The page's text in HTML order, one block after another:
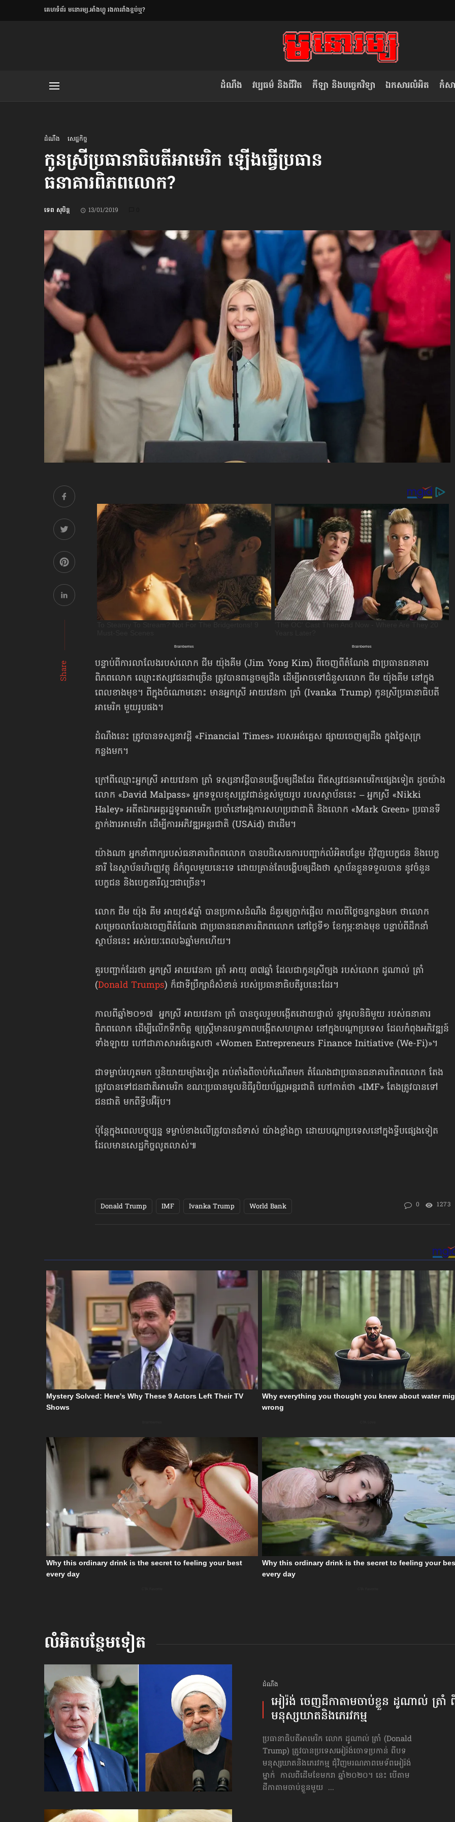
​គេហទំព័រ មនោរម្យ.អាំងហ្វូ រងការរាំងខ្ទប់ឬ?
ដំណឹង វប្បធម៌ និងជីវិត កីឡា និងបច្ចេកវិទ្យា ឯកសារលំអិត កំសា
ដំណឹង សេដ្ឋកិច្ច
កូនស្រី​ប្រធានាធិបតី​អាមេរិក​ ឡើងធ្វើ​ប្រធាន​
ធនាគារពិភពលោក?
ទេព សុបិន្ត 13/01/2019
Share
បន្ទាប់ពីការលាលែង​របស់លោក ជីម យ៉ុងគីម (Jim Yong Kim) ពីចេញពីតំណែង ជាប្រធានធនាគារ
ពិភពលោក ឈ្មោះឥស្សវជនជាច្រើន ត្រូវបានពន្លេចឲ្យដឹង ដើម្បីអាចទៅជំនួសលោក ជីម យ៉ុងគីម នៅក្នុង
ពេលខាងមុខ។ ពីក្នុងចំណោមនោះ មានអ្នកស្រី អាយវេនកា ត្រាំ (Ivanka Trump) កូនស្រីប្រធានាធិបតី
អាមេរិក មួយរូបផង។
ដំណឹងនេះ ត្រូវបានទស្សនាវដ្ដី «Financial Times» របសអង់គ្លេស ផ្សាយចេញឲ្យដឹង ក្នុងថ្ងៃសុក្រ
កន្លងមក។
ក្រៅពីឈ្មោះអ្នកស្រី អាយវេនកា ត្រាំ ទស្សនាវដ្ដីបានបង្ហើបឲ្យដឹងដែរ ពីឥស្សវជនអាមេរិកផ្សេងទៀត ដូចយ៉ាង
លោក «David Malpass» អ្នកទទួលខុសត្រូវជាន់ខ្ពស់មួយរូប របសស្ថាប័ននេះ – អ្នកស្រី «Nikki
Haley» អតីតឯកអគ្គរដ្ឋទូតអាមេរិក ប្រចាំនៅអង្គការ​សហប្រជាជាតិ និងលោក «Mark Green» ប្រធាន​ទី
ភ្នាក់ងារ​អាមេរិក ដើម្បីការអភិវឌ្ឍអន្តរជាតិ (USAid) ជាដើម។
យ៉ាងណា អ្នកនាំពាក្យរបស់ធនាគារពិភពលោក បានបដិសេធការបញ្ជាក់លំអិតបន្ថែម ជុំវិញបេក្ខជន និងបេក្ខ
នារី នៃស្ថាប័នហិរញ្ញវត្ថុ ដ៏កំពូលមួយនេះទេ ដោយគ្រាន់តែបង្ហើបឲ្យដឹងថា ស្ថាប័នខ្លួនទទួលបាន នូវចំនួន
បេក្ខជន និងបេក្ខនារីល្អៗជាច្រើន។
លោក ជីម យ៉ុង គីម អាយុ៥៩ឆ្នាំ បានប្រកាសដំណឹង ដ៏គួរឲ្យភ្ញាក់ផ្អើល កាលពីថ្ងៃចន្ទកន្លងមក ថាលោក
សម្រេច​លាលែង​​ចេញពីតំណែង ជាប្រធានធនាគារពិភពលោក នៅថ្ងៃទី១ ខែកុម្ភៈខាងមុខ បន្ទាប់ពីដឹកនាំ
ស្ថាប័ននេះ អស់រយៈពេល៦ឆ្នាំមកហើយ។
គួរបញ្ជាក់ដែរថា អ្នកស្រី អាយវេនកា ត្រាំ អាយុ ៣៧ឆ្នាំ ដែលជាកូនស្រីច្បង របស់លោក ដូណាល់ ត្រាំ
(Donald Trumps) ក៏ជាទីប្រឹក្សាដ៏សំខាន់ របស់ប្រធានាធិបតី​រូបនេះ​ដែរ។
កាលពីឆ្នាំ២០១៧ អ្នកស្រី អាយវេនកា ត្រាំ បានចូលរួម​បង្កើតដោយផ្ទាល់ នូវមូលនិធិមួយ របស់ធនាគារ
ពិភពលោក ដើម្បីលើកទឹកចិត្ត ឲ្យស្ត្រីមានលទ្ធភាព​បង្កើតសហគ្រាស នៅក្នុងបណ្ដាប្រទេស ដែលកំពុងអភិវឌ្ឍន៍
ទាំងឡាយ ហៅជាភាសាអង់គ្លេសថា «Women Entrepreneurs Finance Initiative (We-Fi)»។
ជាទម្លាប់រហូតមក ឬនិយាយម្យ៉ាងទៀត រាប់តាំងពីចាប់កំណើតមក តំណែងជាប្រធានធនាគារពិភពលោក តែង
ត្រូវបានទៅជនជាតិ​អាមេរិក ខណៈប្រធានមូលនិធីរូបិយប័ណ្ណអន្តរជាតិ ហៅកាត់ថា «IMF» តែងត្រូវបានទៅ
ជនជាតិ មកពីទ្វីបអ៊ឺរ៉ុប។
ប៉ុន្តែក្នុងពេលបច្ចុប្បន្ន ទម្លាប់ខាងលើ​ត្រូវបានជំទាស់ យ៉ាងខ្លាំងក្លា ដោយបណ្ដាប្រទេសនៅក្នុងទ្វីបផ្សេងទៀត
ដែលមានសេដ្ឋកិច្ចលូតលាស់៕
Donald Trump IMF Ivanka Trump World Bank 0 1273
លំអិតបន្ថែមទៀត
ដំណឹង
អៀរ៉ង់ ចេញ​ដីកា​តាមចាប់ខ្លួន ដូណាល់ ត្រាំ
មនុស្សឃាត​និង​ភេរវកម្ម
ប្រធានាធិបតីអាមេរិក លោក ដូណាល់ ត្រាំ (Donald
Trump) ត្រូវបានប្រទេសអៀរ៉ង់ចោទប្រកាន់ ពីបទ
មនុស្សឃាតនិងភេរវកម្ម ជុំវិញមរណភាពមេទ័ពអៀរ៉ង់
ម្នាក់ កាលពីដើមខែមករា ឆ្នាំ២០២០។ នេះ បើតាម
ដីកាតាមចាប់ខ្លួនមួយ ...
ត៖ «កាមតណ្ហា​
វៀតណាម ក្នុង​ការប្តូរ​មេដឹកនាំ របស់​
ខ្លួន
ខឹម វាសនា ថា«ស្រី
ប្រពៃណី​«ដេញប្រុស»
អឹមបាពេ ប្រកាសជាផ្លូវការ
ចាកចេញពីក្រុម ប៉ារីស
ថើបមាត់ ៖ ក្រុមកីឡាការិនី​
ផ្អាកលេង​​បើប្រធានសហព័ន្ធ​